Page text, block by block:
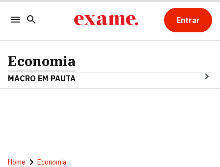
Entrar
Economia
MACRO EM PAUTA
Home Economia